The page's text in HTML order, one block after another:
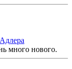
много нового.